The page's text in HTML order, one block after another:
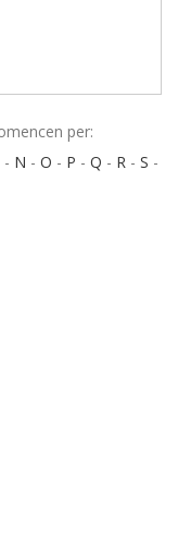
per:
- N - O - P - Q - R - S -